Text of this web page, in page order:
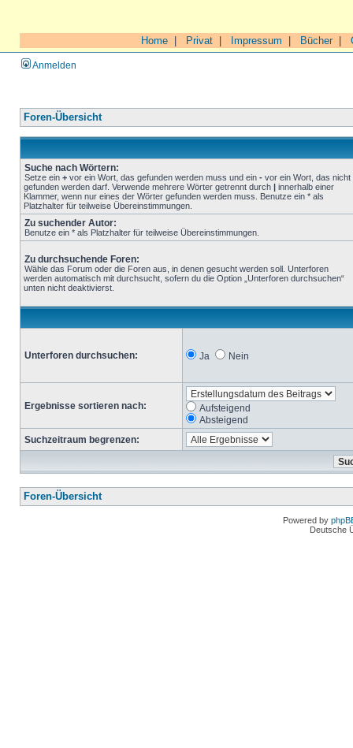
Home Privat Impressum Bücher|
Anmelden
Foren-Übersicht
Suche nach Wörtern:
Setze ein + vor ein Wort, das gefunden werden muss und ein - vor ein Wort, das nicht
gefunden werden darf. Verwende mehrere Wörter getrennt durch | innerhalb einer
Klammer, wenn nur eines der Wörter gefunden werden muss. Benutze ein * als
Platzhalter für teilweise Übereinstimmungen.
Zu suchender Autor:
Benutze ein * als Platzhalter für teilweise Übereinstimmungen.
Zu durchsuchende Foren:
Wähle das Forum oder die Foren aus, in denen gesucht werden soll. Unterforen
werden automatisch mit durchsucht, sofern du die Option „Unterforen durchsuchen“
unten nicht deaktivierst.
Unterforen durchsuchen: Ja Nein
Ergebnisse sortieren nach:
Aufsteigend
Absteigend
Suchzeitraum begrenzen:
Foren-Übersicht
Powered by
Deutsche